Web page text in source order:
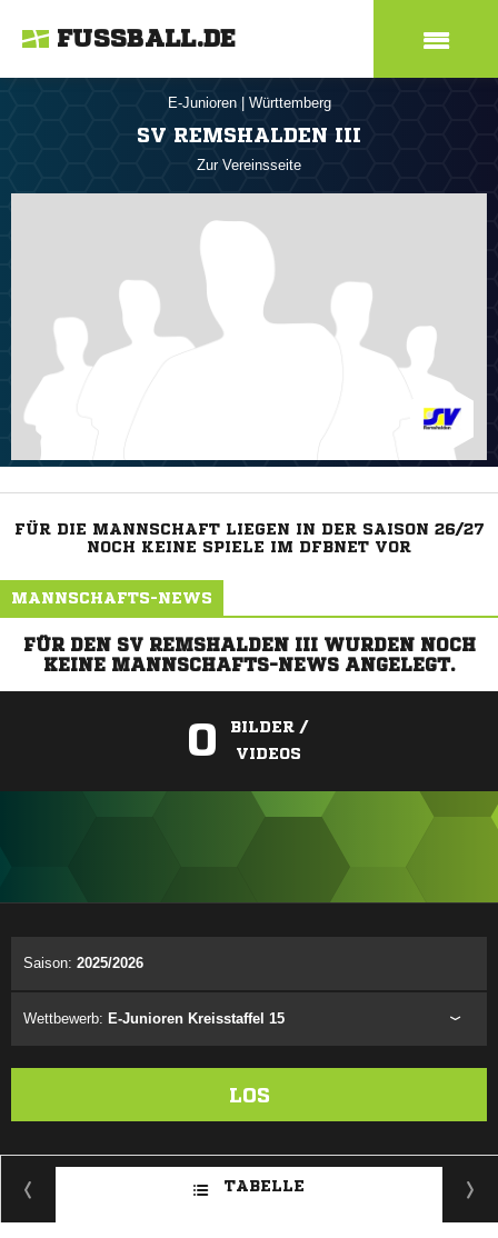
FUSSBALL.DE
E-Junioren Württemberg
SV REMSHALDEN III
Zur Vereinsseite
FÜR DIE MANNSCHAFT LIEGEN IN DER SAISON 26/27
NOCH KEINE SPIELE IM DFBNET VOR
MANNSCHAFTS-NEWS
FÜR DEN SV REMSHALDEN III WURDEN NOCH
KEINE MANNSCHAFTS-NEWS ANGELEGT.
0
BILDER /
VIDEOS
Saison: 2025/2026
Wettbewerb: E-Junioren Kreisstaffel 15
LOS
TABELLE